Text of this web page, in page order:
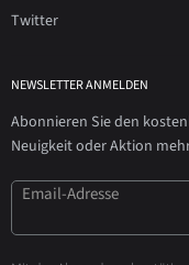
Twitter
NEWSLETTER ANMELDEN
Abonnieren Sie den
Neuigkeit oder Aktion
Email-Adresse